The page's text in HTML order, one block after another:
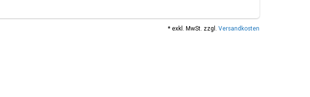
* exkl. MwSt. zzgl. Versandkosten